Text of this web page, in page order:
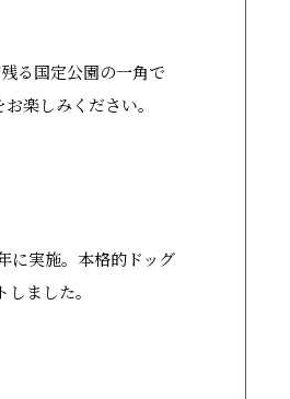
る国定公園の一角で
楽しみください。
に実施。本格的ドッグ
ました。